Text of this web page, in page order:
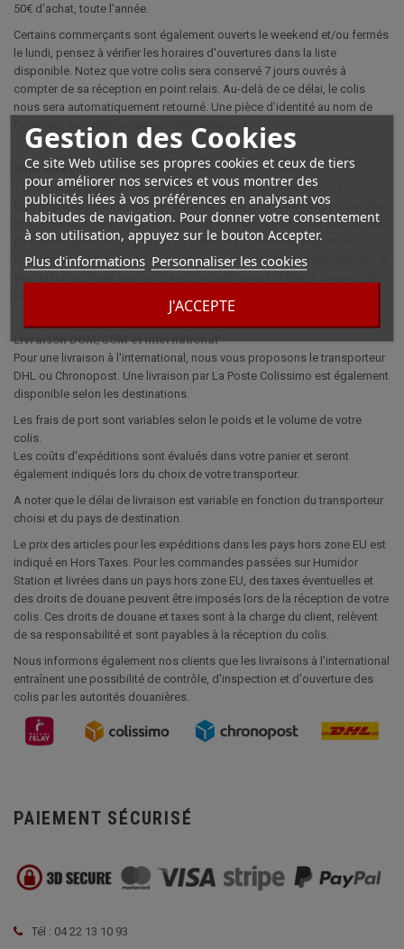
Gestion des Cookies
Ce site Web utilise ses propres cookies et ceux de tiers
pour améliorer nos services et vous montrer des
publicités liées à vos préférences en analysant vos
habitudes de navigation. Pour donner votre consentement
à son utilisation, appuyez sur le bouton Accepter.
Plus d'informations Personnaliser les cookies
J'ACCEPTE
50€ d'achat, toute l'année.
Certains commerçants sont également ouverts le weekend et/ou fermés
le lundi, pensez à vérifier les horaires d'ouvertures dans la liste
disponible. Notez que votre colis sera conservé 7 jours ouvrés à
compter de sa réception en point relais. Au-delà de ce délai, le colis
nous sera automatiquement retourné. Une pièce d’identité au nom de
l’acheteur sera demandée par le commerçant.
Suivi du colis
Toutes nos expéditions sont accompagnées d'un suivi de colis
également appelé numéro de "tracking". Une fois votre colis préparé par
nos soins et expédié, Humidor Station vous envoie un email avec un lien
de numéro de suivi qui permet de suivre les différentes étapes de
livraison de votre colis. En cliquant sur ce lien, vous serez redirigé vers le
Livraison DOM/COM et International
Pour une livraison à l'international, nous vous proposons le transporteur
DHL ou Chronopost. Une livraison par La Poste Colissimo est également
disponible selon les destinations.
Les frais de port sont variables selon le poids et le volume de votre
colis.
Les coûts d'expéditions sont évalués dans votre panier et seront
également indiqués lors du choix de votre transporteur.
A noter que le délai de livraison est variable en fonction du transporteur
choisi et du pays de destination.
Le prix des articles pour les expéditions dans les pays hors zone EU est
indiqué en Hors Taxes. Pour les commandes passées sur Humidor
Station et livrées dans un pays hors zone EU, des taxes éventuelles et
des droits de douane peuvent être imposés lors de la réception de votre
colis. Ces droits de douane et taxes sont à la charge du client, relèvent
de sa responsabilité et sont payables à la réception du colis.
Nous informons également nos clients que les livraisons à l'international
entraînent une possibilité de contrôle, d'inspection et d'ouverture des
colis par les autorités douanières.
PAIEMENT SÉCURISÉ
Tél : 04 22 13 10 93